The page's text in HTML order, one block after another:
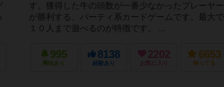
す。獲得した牛の頭数が一番少なかったプレーヤー
が勝利する、パーティ系カードゲームです。最大で
１０人まで遊べるのが特徴です。 ...
995
興味あり
8138
経験あり
2202
お気に入り
6653
持ってる